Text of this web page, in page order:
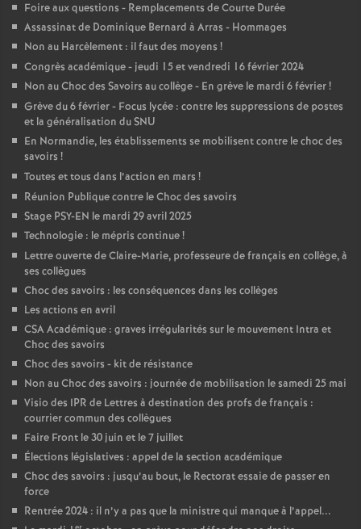
Foire aux questions - Remplacements de Courte Durée
Assassinat de Dominique Bernard à Arras - Hommages
Non au Harcèlement : il faut des moyens !
Congrès académique - jeudi 15 et vendredi 16 février 2024
Non au Choc des Savoirs au collège - En grève le mardi 6 février!
Grève du 6 février - Focus lycée : contre les suppressions de postes
et la généralisation du SNU
En Normandie, les établissements se mobilisent contre le choc des
savoirs !
Toutes et tous dans l’action en mars !
Réunion Publique contre le Choc des savoirs
Stage PSY-EN le mardi 29 avril 2025
Technologie : le mépris continue!
Lettre ouverte de Claire-Marie, professeure de français en collège, à
ses collègues
Choc des savoirs : les conséquences dans les collèges
Les actions en avril
CSA Académique : graves irrégularités sur le mouvement Intra et
Choc des savoirs
Choc des savoirs - kit de résistance
Non au Choc des savoirs : journée de mobilisation le samedi 25 mai
Visio des IPR de Lettres à destination des profs de français :
courrier commun des collègues
Faire Front le 30 juin et le 7 juillet
Élections législatives : appel de la section académique
Choc des savoirs : jusqu’au bout, le Rectorat essaie de passer en
force
Rentrée 2024 : il n’y a pas que la ministre qui manque à l’appel...